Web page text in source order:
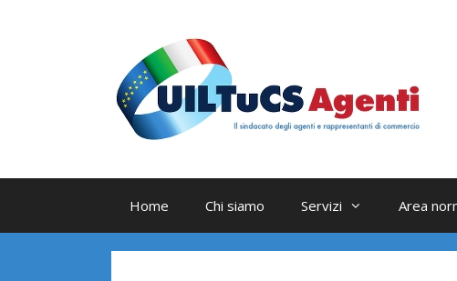
Home Chi siamo Servizi Area